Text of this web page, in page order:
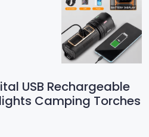
USB Rechargeable
Camping Torches